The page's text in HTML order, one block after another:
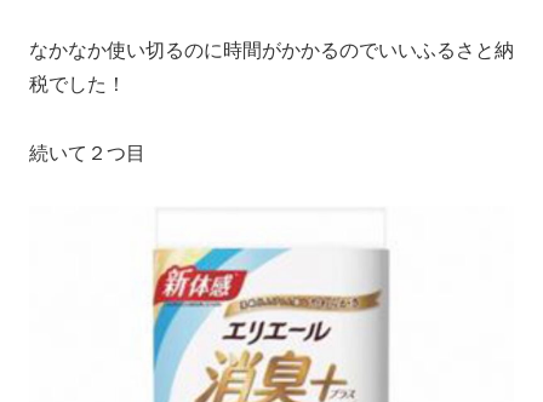
なかなか使い切るのに時間がかかるのでいいふるさと納
税でした！
続いて２つ目